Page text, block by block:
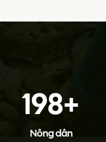
199+
Nông dân